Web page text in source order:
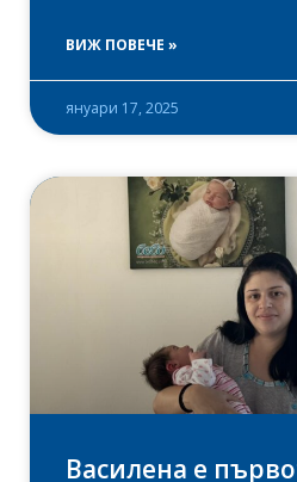
ВИЖ ПОВЕЧЕ »
януари 17, 2025
Василена е